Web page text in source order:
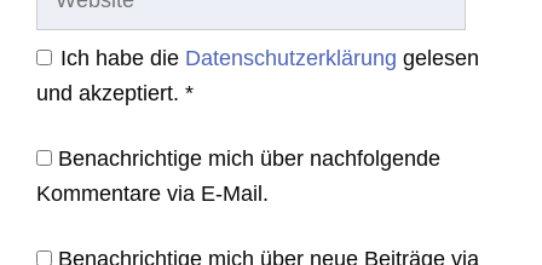
Ich habe die Datenschutzerklärung gelesen
und akzeptiert. *
Benachrichtige mich über nachfolgende
Kommentare via E-Mail.
Benachrichtige mich über neue Beiträge via